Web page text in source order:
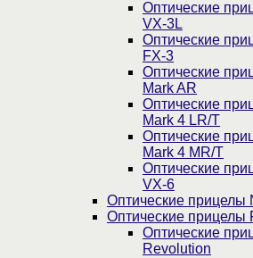
Оптические
VX-3L
Оптические
FX-3
Оптические
Mark AR
Оптические
Mark 4 LR/T
Оптические
Mark 4 MR/T
Оптические
VX-6
Оптические прицелы
Оптические прицелы
Оптические
Revolution